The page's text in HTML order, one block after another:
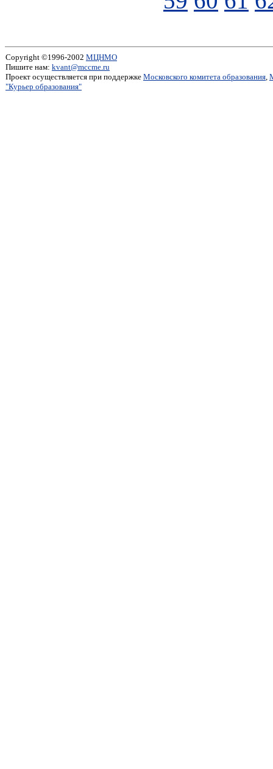
Copyright ©1996-2002 МЦНМО
Пишите нам: kvant@mccme.ru
Проект осуществляется при поддержке Московского комитета образования,
"Курьер образования"